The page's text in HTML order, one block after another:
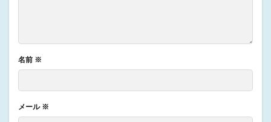
名前 ※
メール ※